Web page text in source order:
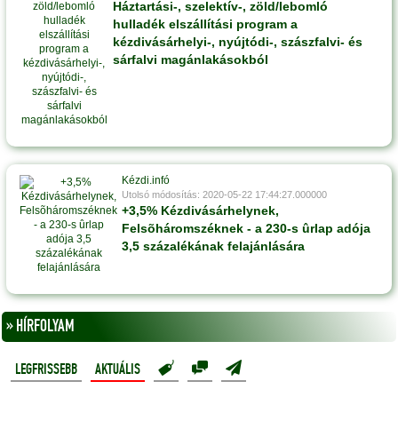
Háztartási-, szelektív-, zöld/lebomló
hulladék elszállítási program a
kézdivásárhelyi-, nyújtódi-, szászfalvi- és
sárfalvi magánlakásokból
Kézdi.infó
Utolsó módosítás: 2020-05-22 17:44:27.000000
+3,5% Kézdivásárhelynek,
Felsõháromszéknek - a 230-s ûrlap adója
3,5 százalékának felajánlására
» HÍRFOLYAM
LEGFRISSEBB AKTUÁLIS